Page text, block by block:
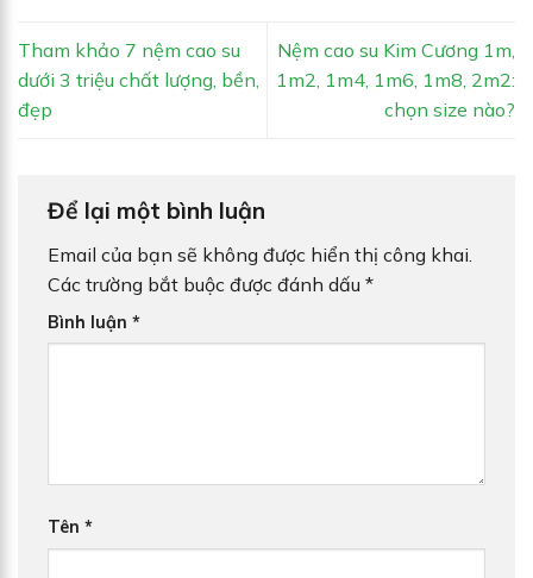
Tham khảo 7 nệm cao su
dưới 3 triệu chất lượng, bền,
đẹp
Nệm cao su Kim Cương 1m,
1m2, 1m4, 1m6, 1m8, 2m2:
chọn size nào?
Để lại một bình luận
Email của bạn sẽ không được hiển thị công khai.
Các trường bắt buộc được đánh dấu *
Bình luận *
Tên *